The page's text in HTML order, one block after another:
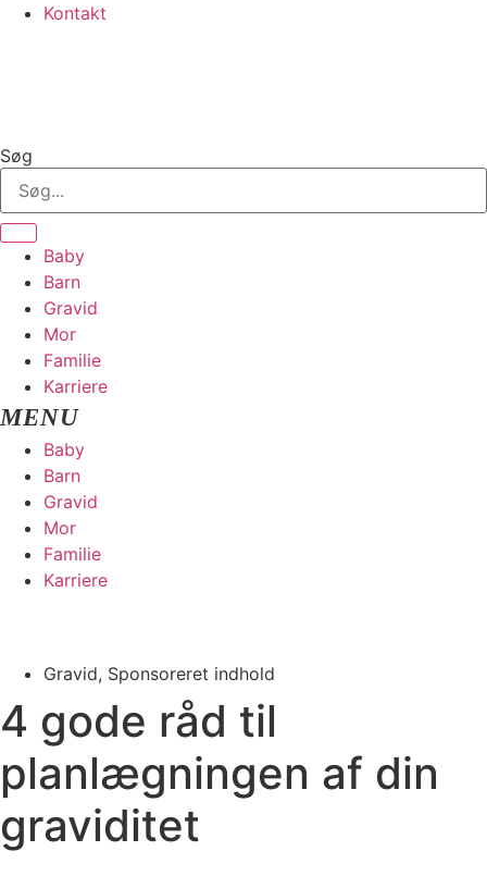
Kontakt
Søg
Baby
Barn
Gravid
Mor
Familie
Karriere
Baby
Barn
Gravid
Mor
Familie
Karriere
Gravid, Sponsoreret indhold
4 gode råd til
planlægningen af din
graviditet